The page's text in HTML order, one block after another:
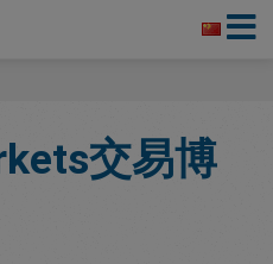
交易博